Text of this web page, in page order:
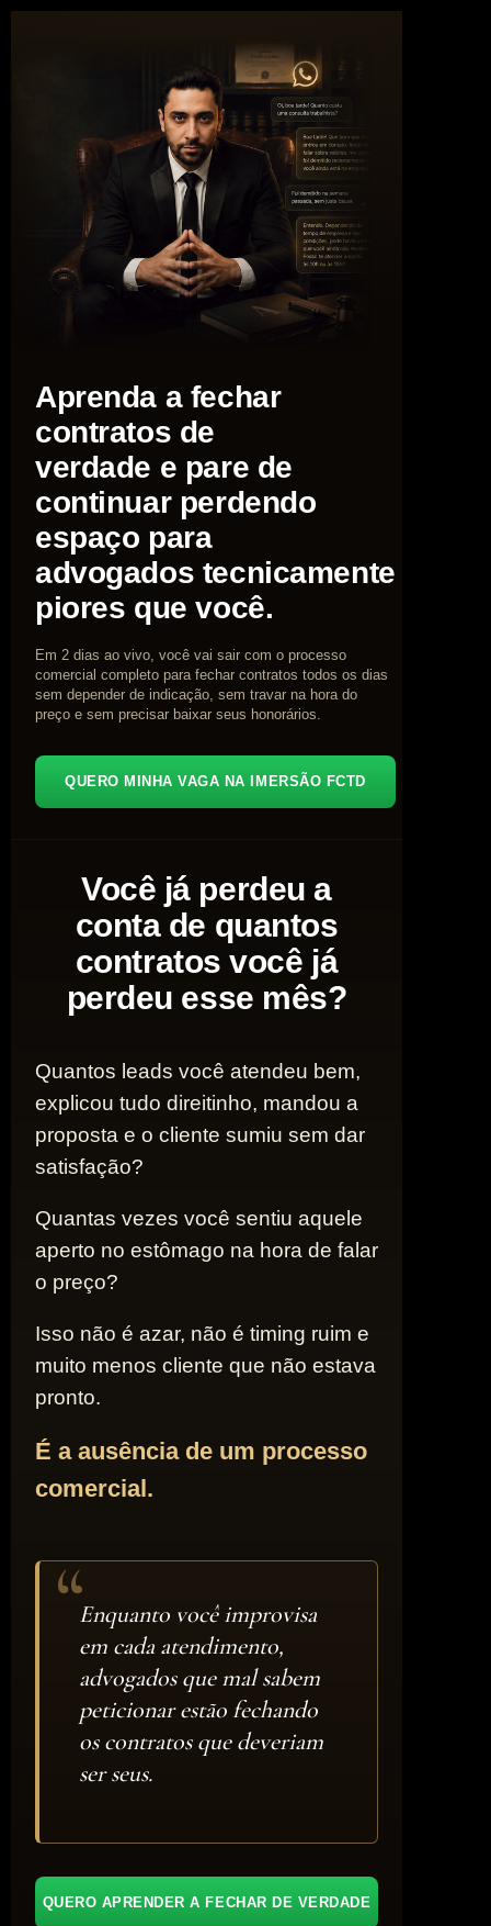
Aprenda a fechar
contratos de
verdade e pare de
continuar perdendo
espaço para
advogados tecnicamente
piores que você.
Em 2 dias ao vivo, você vai sair com o processo
comercial completo para fechar contratos todos os dias
sem depender de indicação, sem travar na hora do
preço e sem precisar baixar seus honorários.
QUERO MINHA VAGA NA IMERSÃO FCTD
Você já perdeu a
conta de quantos
contratos você já
perdeu esse mês?
Quantos leads você atendeu bem,
explicou tudo direitinho, mandou a
proposta e o cliente sumiu sem dar
satisfação?
Quantas vezes você sentiu aquele
aperto no estômago na hora de falar
o preço?
Isso não é azar, não é timing ruim e
muito menos cliente que não estava
pronto.
É a ausência de um processo
comercial.
Enquanto você improvisa
em cada atendimento,
advogados que mal sabem
peticionar estão fechando
os contratos que deveriam
ser seus.
QUERO APRENDER A FECHAR DE VERDADE